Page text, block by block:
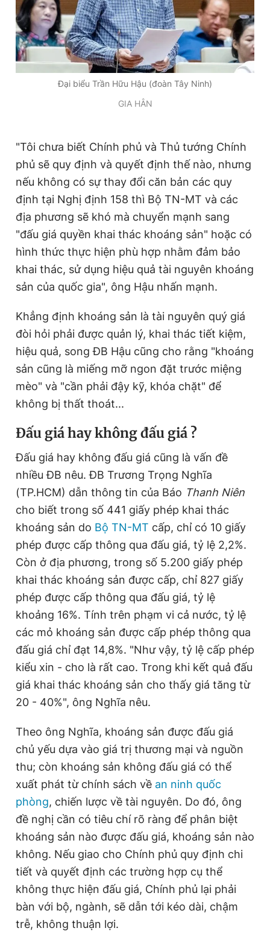
Đại biểu Trần Hữu Hậu (đoàn Tây Ninh)
GIA HÂN
"Tôi chưa biết Chính phủ và Thủ tướng Chính
phủ sẽ quy định và quyết định thế nào, nhưng
nếu không có sự thay đổi căn bản các quy
định tại Nghị định 158 thì Bộ TN-MT và các
địa phương sẽ khó mà chuyển mạnh sang
"đấu giá quyền khai thác khoáng sản" hoặc có
hình thức thực hiện phù hợp nhằm đảm bảo
khai thác, sử dụng hiệu quả tài nguyên khoáng
sản của quốc gia", ông Hậu nhấn mạnh.
Khẳng định khoáng sản là tài nguyên quý giá
đòi hỏi phải được quản lý, khai thác tiết kiệm,
hiệu quả, song ĐB Hậu cũng cho rằng "khoáng
sản cũng là miếng mỡ ngon đặt trước miệng
mèo" và "cần phải đậy kỹ, khóa chặt" để
không bị thất thoát...
Đấu giá hay không đấu giá ?
Đấu giá hay không đấu giá cũng là vấn đề
nhiều ĐB nêu. ĐB Trương Trọng Nghĩa
(TP.HCM) dẫn thông tin của Báo Thanh Niên
cho biết trong số 441 giấy phép khai thác
khoáng sản do Bộ TN-MT cấp, chỉ có 10 giấy
phép được cấp thông qua đấu giá, tỷ lệ 2,2%.
Còn ở địa phương, trong số 5.200 giấy phép
khai thác khoáng sản được cấp, chỉ 827 giấy
phép được cấp thông qua đấu giá, tỷ lệ
khoảng 16%. Tính trên phạm vi cả nước, tỷ lệ
các mỏ khoáng sản được cấp phép thông qua
đấu giá chỉ đạt 14,8%. "Như vậy, tỷ lệ cấp phép
kiểu xin - cho là rất cao. Trong khi kết quả đấu
giá khai thác khoáng sản cho thấy giá tăng từ
20 - 40%", ông Nghĩa nêu.
Theo ông Nghĩa, khoáng sản được đấu giá
chủ yếu dựa vào giá trị thương mại và nguồn
thu; còn khoáng sản không đấu giá có thể
xuất phát từ chính sách về an ninh quốc
phòng, chiến lược về tài nguyên. Do đó, ông
đề nghị cần có tiêu chí rõ ràng để phân biệt
khoáng sản nào được đấu giá, khoáng sản nào
không. Nếu giao cho Chính phủ quy định chi
tiết và quyết định các trường hợp cụ thể
không thực hiện đấu giá, Chính phủ lại phải
bàn với bộ, ngành, sẽ dẫn tới kéo dài, chậm
trễ, không thuận lợi.